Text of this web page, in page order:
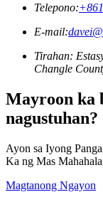
Telepono:
E-mail:
Tirahan:
Changle
Mayroon ka
nagustuhan?
Ayon sa Iyong
Ka ng Mas
Magtanong Ngayon